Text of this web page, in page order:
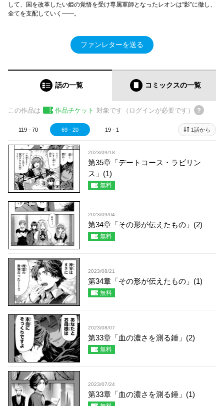
して、国を改革したい姫の覚悟を受け専属軍師となったレオンは“影”に徹し、
全てを支配していく――。
ファンレターを送る
話の一覧 コミックスの一覧
この作品は 作品チケット 対象です（ログインが必要です）
119 - 70 69 - 20 19 - 1 1話から
2023/09/18
第35章「デートコース・ラビリン
ス」(1)
無料
2023/09/04
第34章「その形が伝えたもの」(2)
無料
2023/08/21
第34章「その形が伝えたもの」(1)
無料
2023/08/07
第33章「血の濃さを測る錘」(2)
無料
2023/07/24
第33章「血の濃さを測る錘」(1)